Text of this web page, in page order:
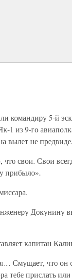
командиру 5-й
1 из 9-го
вылет не
свои. Свои
прибыло».
Докунину
капитан
Смущает, что он
тебе прислать или